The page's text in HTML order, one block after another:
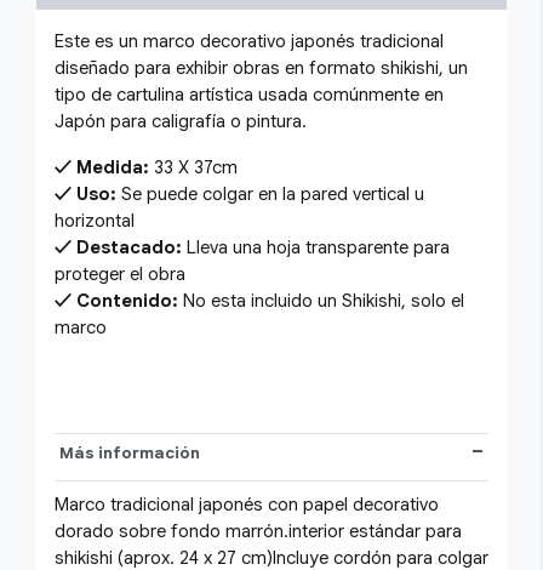
Este es un marco decorativo japonés tradicional
diseñado para exhibir obras en formato shikishi, un
tipo de cartulina artística usada comúnmente en
Japón para caligrafía o pintura.
Medida: 33 X 37cm
Uso: Se puede colgar en la pared vertical u
horizontal
Destacado: Lleva una hoja transparente para
proteger el obra
Contenido: No esta incluido un Shikishi, solo el
marco
Más información
Marco tradicional japonés con papel decorativo
dorado sobre fondo marrón.interior estándar para
shikishi (aprox. 24 x 27 cm)Incluye cordón para colgar